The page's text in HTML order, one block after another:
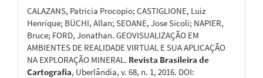
CALAZANS, Patricia Procopio; CASTIGLIONE, Luiz
Henrique; BÜCHI, Allan; SEOANE, Jose Sicoli; NAPIER,
Bruce; FORD, Jonathan. GEOVISUALIZAÇÃO EM
AMBIENTES DE REALIDADE VIRTUAL E SUA APLICAÇÃO
NA EXPLORAÇÃO MINERAL. Revista Brasileira de
Cartografia, Uberlândia, v. 68, n. 1, 2016. DOI: